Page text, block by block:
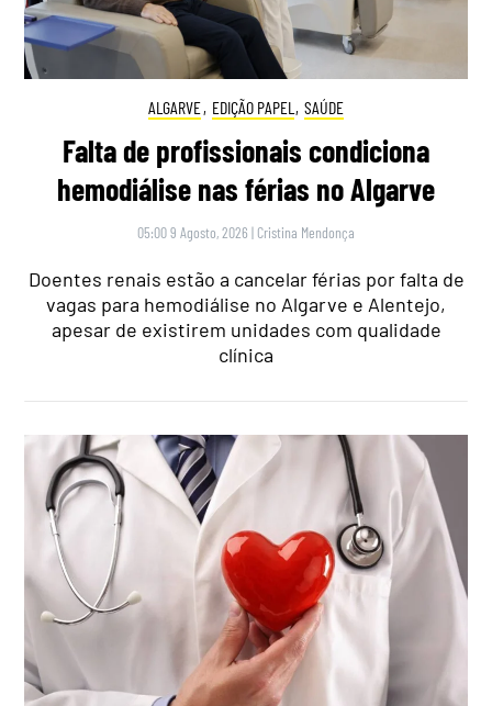
ALGARVE, EDIÇÃO PAPEL , SAÚDE
Falta de profissionais condiciona
hemodiálise nas férias no Algarve
05:00 9 Agosto, 2026 | Cristina Mendonça
Doentes renais estão a cancelar férias por falta de
vagas para hemodiálise no Algarve e Alentejo,
apesar de existirem unidades com qualidade
clínica